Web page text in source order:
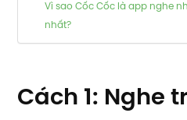
Vì sao Cốc Cốc là app nghe
nhất?
Cách 1: Nghe